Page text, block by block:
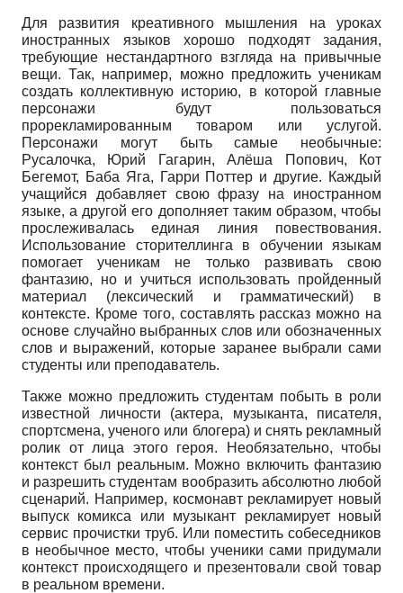
Для развития креативного мышления на уроках
иностранных языков хорошо подходят задания,
требующие нестандартного взгляда на привычные
вещи. Так, например, можно предложить ученикам
создать коллективную историю, в которой главные
персонажи будут пользоваться
прорекламированным товаром или услугой.
Персонажи могут быть самые необычные:
Русалочка, Юрий Гагарин, Алёша Попович, Кот
Бегемот, Баба Яга, Гарри Поттер и другие. Каждый
учащийся добавляет свою фразу на иностранном
языке, а другой его дополняет таким образом, чтобы
прослеживалась единая линия повествования.
Использование сторителлинга в обучении языкам
помогает ученикам не только развивать свою
фантазию, но и учиться использовать пройденный
материал (лексический и грамматический) в
контексте. Кроме того, составлять рассказ можно на
основе случайно выбранных слов или обозначенных
слов и выражений, которые заранее выбрали сами
студенты или преподаватель.
Также можно предложить студентам побыть в роли
известной личности (актера, музыканта, писателя,
спортсмена, ученого или блогера) и снять рекламный
ролик от лица этого героя. Необязательно, чтобы
контекст был реальным. Можно включить фантазию
и разрешить студентам вообразить абсолютно любой
сценарий. Например, космонавт рекламирует новый
выпуск комикса или музыкант рекламирует новый
сервис прочистки труб. Или поместить собеседников
в необычное место, чтобы ученики сами придумали
контекст происходящего и презентовали свой товар
в реальном времени.